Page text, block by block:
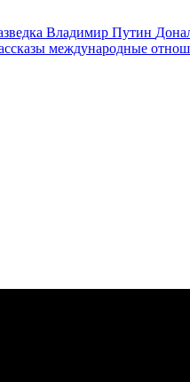
Владимир Путин
международные